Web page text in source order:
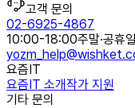
고객 문의
02-6925-4867
10:00-18:00주말·공휴
요즘IT
요즘IT 소개작가 지원
기타 문의